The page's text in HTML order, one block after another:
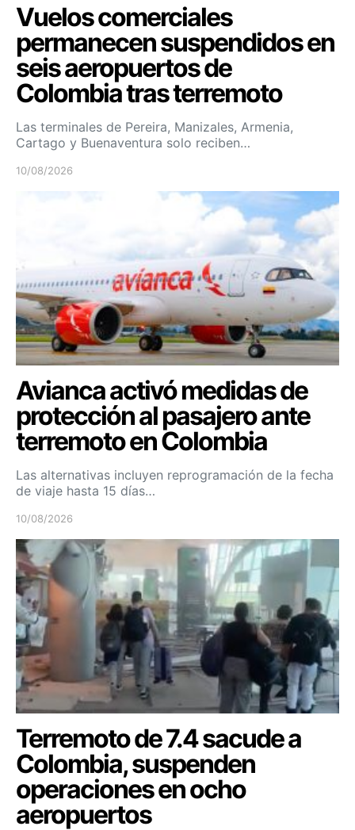
Vuelos comerciales
permanecen suspendidos en
seis aeropuertos de
Colombia tras terremoto
Las terminales de Pereira, Manizales, Armenia,
Cartago y Buenaventura solo reciben…
10/08/2026
Avianca activó medidas de
protección al pasajero ante
terremoto en Colombia
Las alternativas incluyen reprogramación de la fecha
de viaje hasta 15 días…
10/08/2026
Terremoto de 7.4 sacude a
Colombia, suspenden
operaciones en ocho
aeropuertos